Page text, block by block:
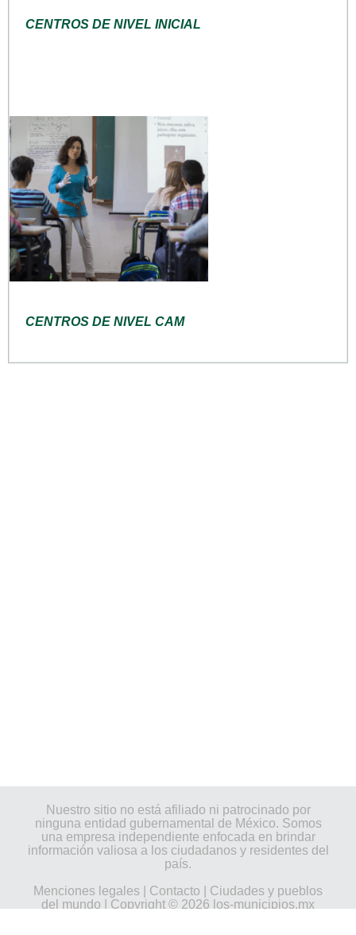
CENTROS DE NIVEL INICIAL
CENTROS DE NIVEL CAM
Nuestro sitio no está afiliado ni patrocinado por
ninguna entidad gubernamental de México. Somos
una empresa independiente enfocada en brindar
información valiosa a los ciudadanos y residentes del
país.
Menciones legales
Contacto
Ciudades y pueblos
del mundo | Copyright © 2026 los-municipios.mx